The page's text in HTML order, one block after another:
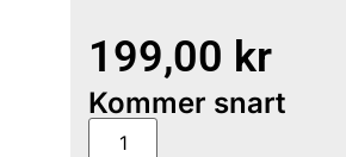
199,00 kr
Kommer snart